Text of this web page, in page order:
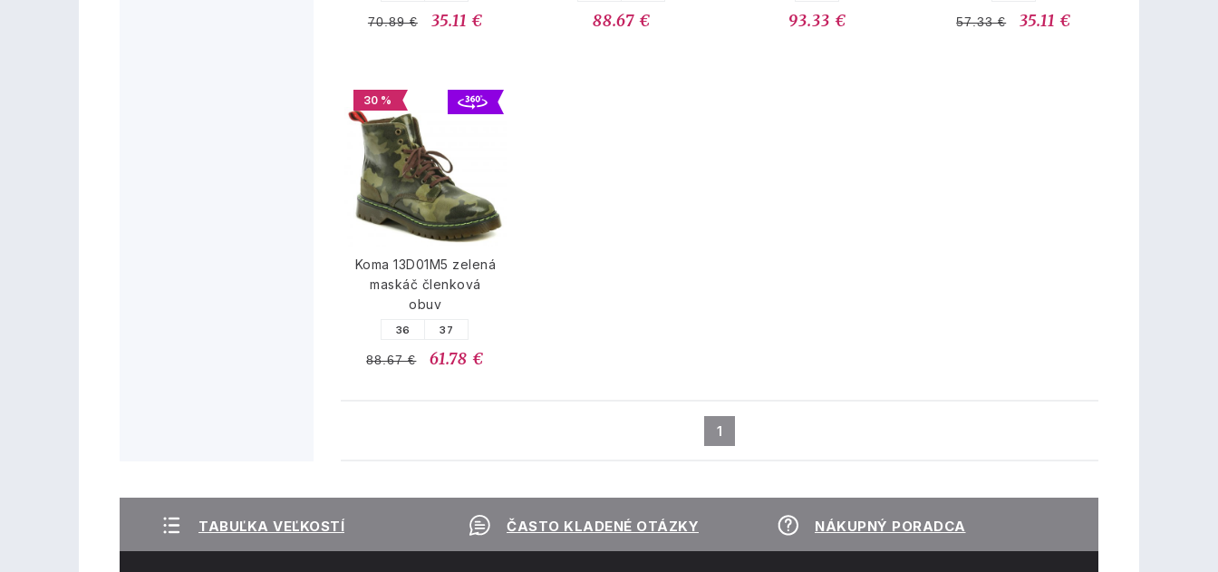
70.89 € 35.11 € 88.67 € 93.33 € 57.33 € 35.11 €
30 %
Koma 13D01M5 zelená
maskáč členková
obuv
36 37
88.67 € 61.78 €
1
TABUĽKA VEĽKOSTÍ ČASTO KLADENÉ OTÁZKY NÁKUPNÝ PORADCA